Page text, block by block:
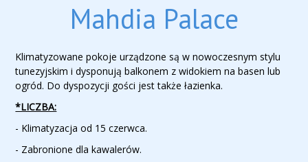
Mahdia Palace
Klimatyzowane pokoje urządzone są w nowoczesnym stylu
tunezyjskim i dysponują balkonem z widokiem na basen lub
ogród. Do dyspozycji gości jest także łazienka.
*LICZBA:
- Klimatyzacja od 15 czerwca.
- Zabronione dla kawalerów.